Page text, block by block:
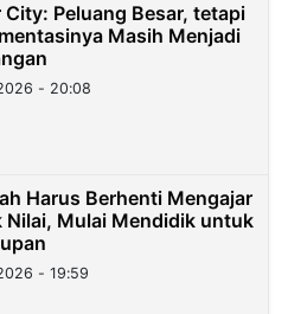
City: Peluang Besar, tetapi
Masih Menjadi
- 20:08
Harus Berhenti Mengajar
Nilai, Mulai Mendidik untuk
- 19:59